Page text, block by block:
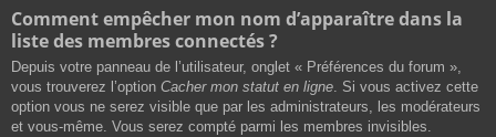
Comment empêcher mon nom d’apparaître dans la
liste des membres connectés ?
Depuis votre panneau de l’utilisateur, onglet « Préférences du forum »,
vous trouverez l’option Cacher mon statut en ligne. Si vous activez cette
option vous ne serez visible que par les administrateurs, les modérateurs
et vous-même. Vous serez compté parmi les membres invisibles.